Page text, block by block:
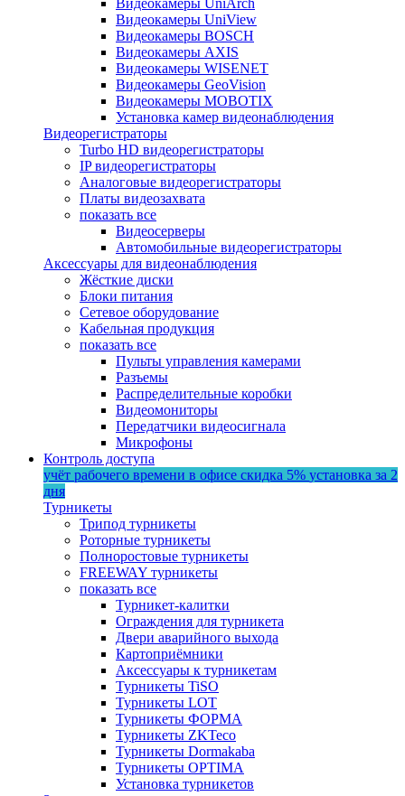
Видеокамеры UniView
Видеокамеры BOSCH
Видеокамеры AXIS
Видеокамеры WISENET
Видеокамеры GeoVision
Видеокамеры MOBOTIX
Установка камер видеонаблюдения
Видеорегистраторы
Turbo HD видеорегистраторы
IP видеорегистраторы
Аналоговые видеорегистраторы
Платы видеозахвата
показать все
Видеосерверы
Автомобильные видеорегистраторы
Аксессуары для видеонаблюдения
Жёсткие диски
Блоки питания
Сетевое оборудование
Кабельная продукция
показать все
Пульты управления камерами
Разъемы
Распределительные коробки
Видеомониторы
Передатчики видеосигнала
Микрофоны
Контроль доступа
учёт рабочего времени в офисе скидка 5% установка за 2
дня
Турникеты
Трипод турникеты
Роторные турникеты
Полноростовые турникеты
FREEWAY турникеты
показать все
Турникет-калитки
Ограждения для турникета
Двери аварийного выхода
Картоприёмники
Аксессуары к турникетам
Турникеты TiSO
Турникеты LOT
Турникеты ФОРМА
Турникеты ZKTeco
Турникеты Dormakaba
Турникеты OPTIMA
Установка турникетов